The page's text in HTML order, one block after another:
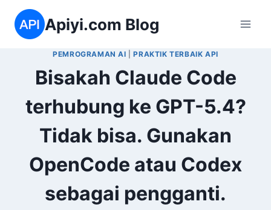
content
Apiyi.com Blog
PEMROGRAMAN AI |PRAKTIK TERBAIK API
Bisakah Claude Code
terhubung ke GPT-5.4?
Tidak bisa. Gunakan
OpenCode atau Codex
sebagai pengganti.